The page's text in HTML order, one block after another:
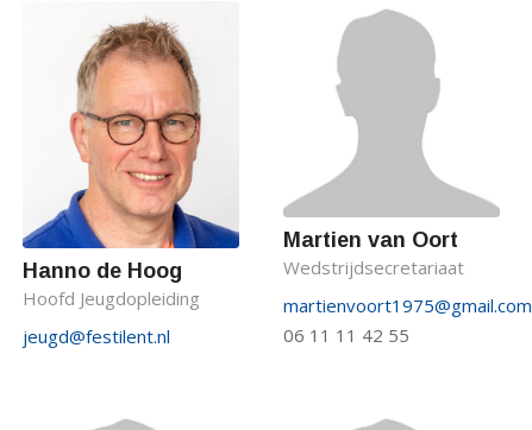
Hanno de Hoog
Hoofd Jeugdopleiding
jeugd@festilent.nl
Martien van Oort
Wedstrijdsecretariaat
martienvoort1975@gmail.com
06 11 11 42 55